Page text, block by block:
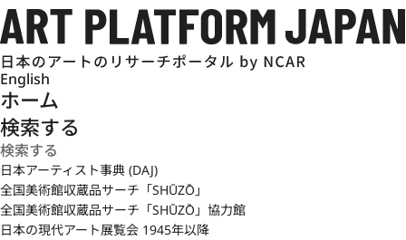
English
ホーム
検索する
日本アーティスト事典 (DAJ)
全国美術館収蔵品サーチ「SHŪZŌ」
全国美術館収蔵品サーチ「SHŪZŌ」協力館
日本の現代アート展覧会 1945年以降